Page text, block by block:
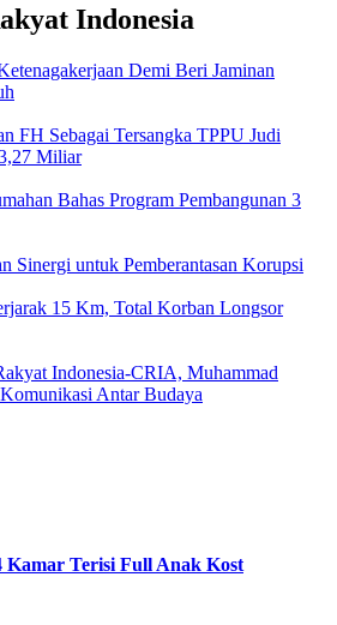
Indonesia
Demi Beri Jaminan
FH Sebagai Tersangka TPPU Judi
Miliar
Bahas Program Pembangunan 3
Sinergi untuk Pemberantasan Korupsi
15 Km, Total Korban Longsor
Indonesia-CRIA, Muhammad
Antar Budaya
Kamar Terisi Full Anak Kost